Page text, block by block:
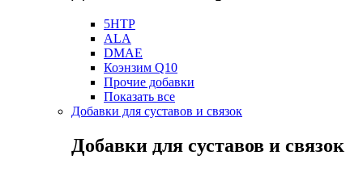
5HTP
ALA
DMAE
Коэнзим Q10
Прочие добавки
Показать все
Добавки для суставов и связок
Добавки для суставов и связок